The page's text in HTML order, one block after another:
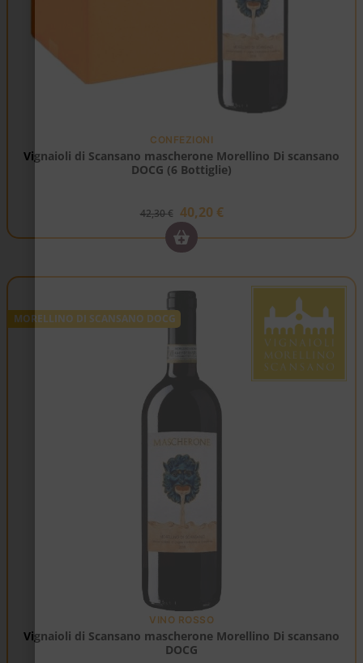
CONFEZIONI
Vignaioli di Scansano mascherone Morellino Di scansano
DOCG (6 Bottiglie)
42,30€ 40,20 €
MORELLINO DI SCANSANO DOCG
VINO ROSSO
Vignaioli di Scansano mascherone Morellino Di scansano
DOCG